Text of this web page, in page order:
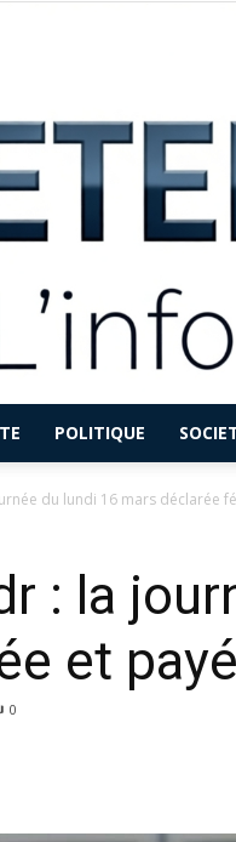
POLITIQUE
du lundi 16 mars déclarée
: la
et
0